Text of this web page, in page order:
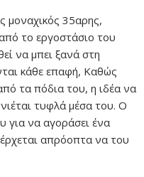
μοναχικός 35αρης,
το εργοστάσιο του
να μπει ξανά στη
κάθε επαφή, Καθώς
τα πόδια του, η ιδέα να
τυφλά μέσα του. Ο
για να αγοράσει ένα
απρόοπτα να του